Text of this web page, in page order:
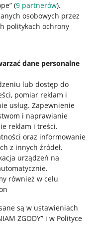
(9 partnerów).
osobowych przez
politykach ochrony
dane personalne
lub dostęp do
pomiar reklam i
usług. Zapewnienie
i naprawianie
reklam i treści.
oraz informowanie
z innych źródeł.
urządzeń na
.
również w celu
są w ustawieniach
ZGODY” i w Polityce